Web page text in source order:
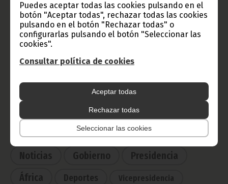
Puedes aceptar todas las cookies pulsando en el
botón "Aceptar todas", rechazar todas las cookies
pulsando en el botón "Rechazar todas" o
configurarlas pulsando el botón "Seleccionar las
cookies".
Consultar política de cookies
Aceptar todas
Rechazar todas
Seleccionar las cookies
TVGE
Ecuatorial
Haz click aquí para escuchar ahora
CATEGORÍAS
Noticias Gobierno
Presidencia
África
Deportes Vicepresidencia